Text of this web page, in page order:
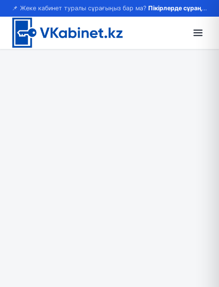
📌 Жеке кабинет туралы сұрағыңыз бар ма? Пікірлерде сұраңыз — жауап береміз!